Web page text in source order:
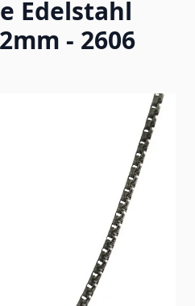
Edelstahl
- 2606